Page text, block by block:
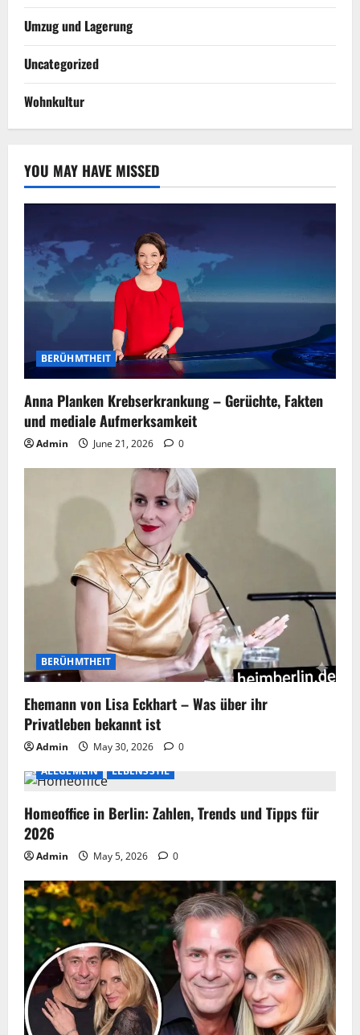
Umzug und Lagerung
Uncategorized
Wohnkultur
YOU MAY HAVE MISSED
BERÜHMTHEIT
Anna Planken Krebserkrankung – Gerüchte, Fakten
und mediale Aufmerksamkeit
Admin June 21, 2026 0
BERÜHMTHEIT
Ehemann von Lisa Eckhart – Was über ihr
Privatleben bekannt ist
Admin May 30, 2026
0
ALLGEMEIN
LEBENSSTIL
Homeoffice in Berlin: Zahlen, Trends und Tipps für
2026
Admin May 5, 2026 0